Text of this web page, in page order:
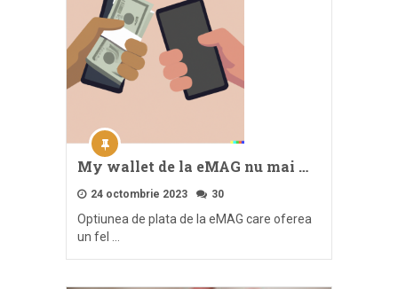
My wallet de la eMAG nu mai …
24 octombrie 2023 30
Optiunea de plata de la eMAG care oferea
un fel …